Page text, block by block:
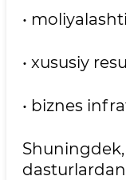
•
• xususiy
• biznes